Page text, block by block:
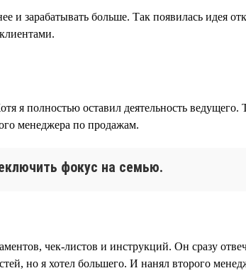
и зарабатывать больше. Так появилась идея
я полностью оставил деятельность
менеджера по продажам.
фокус на семью.
чек-листов и инструкций. Он сразу
но я хотел большего. И нанял второго